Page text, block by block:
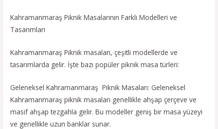
Kahramanmaraş Piknik Masalarının Farklı Modelleri ve
Tasarımları
Kahramanmaraş Piknik masaları, çeşitli modellerde ve
tasarımlarda gelir. İşte bazı popüler piknik masa türleri:
Geleneksel Kahramanmaraş Piknik Masaları: Geleneksel
Kahramanmaraş piknik masaları genellikle ahşap çerçeve ve
masif ahşap tezgahla gelir. Bu modeller geniş bir masa yüzeyi
ve genellikle uzun banklar sunar.